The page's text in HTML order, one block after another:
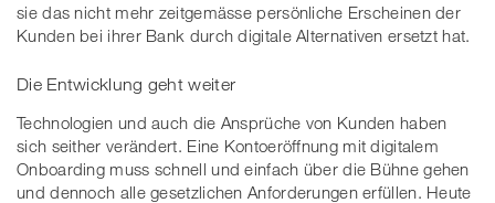
sie das nicht mehr zeitgemässe persönliche Erscheinen der
Kunden bei ihrer Bank durch digitale Alternativen ersetzt hat.
Die Entwicklung geht weiter
Technologien und auch die Ansprüche von Kunden haben
sich seither verändert. Eine Kontoeröffnung mit digitalem
Onboarding muss schnell und einfach über die Bühne gehen
und dennoch alle gesetzlichen Anforderungen erfüllen. Heute